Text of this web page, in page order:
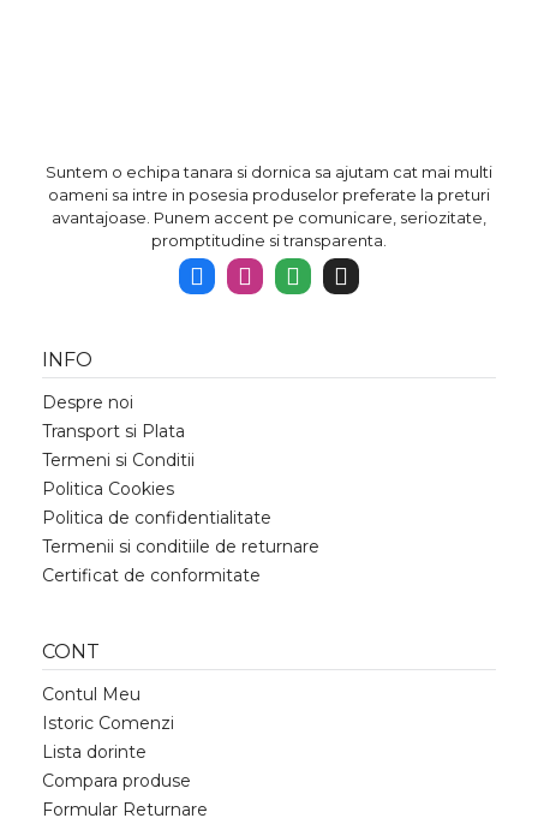
Suntem o echipa tanara si dornica sa ajutam cat mai multi
oameni sa intre in posesia produselor preferate la preturi
avantajoase. Punem accent pe comunicare, seriozitate,
promptitudine si transparenta.
INFO
Despre noi
Transport si Plata
Termeni si Conditii
Politica Cookies
Politica de confidentialitate
Termenii si conditiile de returnare
Certificat de conformitate
CONT
Contul Meu
Istoric Comenzi
Lista dorinte
Compara produse
Formular Returnare